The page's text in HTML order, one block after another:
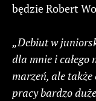
będzie Robert
„Debiut w
dla mnie i całego
marzeń, ale
pracy bardzo